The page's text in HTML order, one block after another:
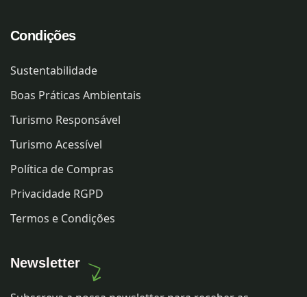
Condições
Sustentabilidade
Boas Práticas Ambientais
Turismo Responsável
Turismo Acessível
Política de Compras
Privacidade RGPD
Termos e Condições
Newsletter